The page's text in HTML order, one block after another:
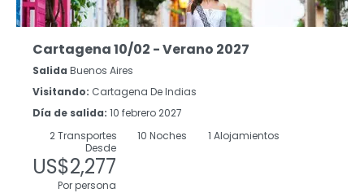
Cartagena 10/02 - Verano 2027
Salida Buenos Aires
Visitando: Cartagena De Indias
Día de salida: 10 febrero 2027
2Transportes 10 Noches
1 Alojamientos
Desde
US$2,277
Por persona